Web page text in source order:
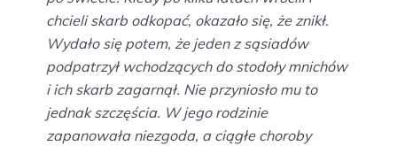
chcieli skarb odkopać, okazało się, że znikł.
Wydało się potem, że jeden z sąsiadów
podpatrzył wchodzących do stodoły mnichów
i ich skarb zagarnął. Nie przyniosło mu to
jednak szczęścia. W jego rodzinie
zapanowała niezgoda, a ciągłe choroby